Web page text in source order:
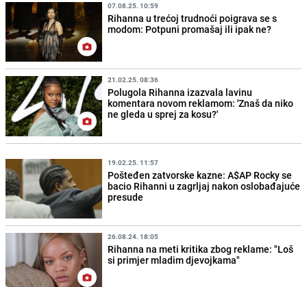
07.08.25. 10:59
Rihanna u trećoj trudnoći poigrava se s
modom: Potpuni promašaj ili ipak ne?
21.02.25. 08:36
Polugola Rihanna izazvala lavinu
komentara novom reklamom: 'Znaš da niko
ne gleda u sprej za kosu?'
19.02.25. 11:57
Pošteđen zatvorske kazne: A$AP Rocky se
bacio Rihanni u zagrljaj nakon oslobađajuće
presude
26.08.24. 18:05
Rihanna na meti kritika zbog reklame: "Loš
si primjer mladim djevojkama"